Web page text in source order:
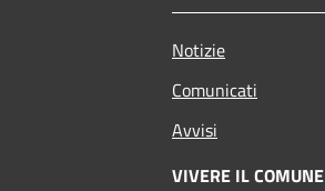
Notizie
Comunicati
Avvisi
VIVERE IL COMUNE